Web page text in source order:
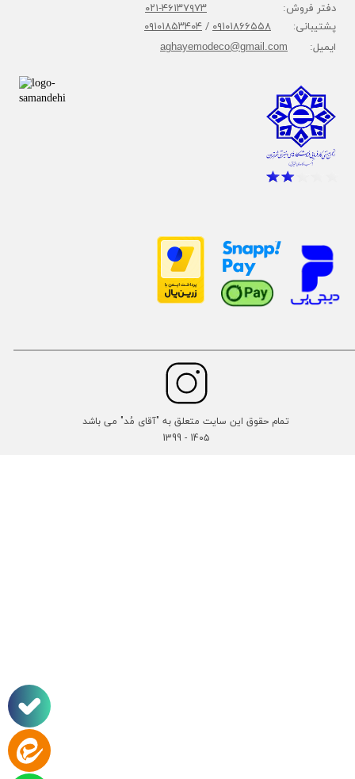
تمام حقوق این سایت متعلق به "آقای مُد" می باشد
14۰۵ - 1399
دفتر فروش: ۴۶۱۳۷۹۷۳-۰۲۱
پشتیبانی: ۰۹۱۰۱۸۶۶۵۵۸/۰۹۱۰۱۸۵۳۴۰۴
ایمیل: aghayemodeco@gmail.com